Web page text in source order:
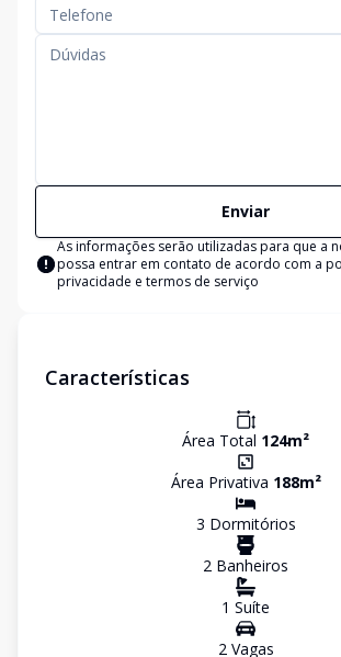
Enviar
As informações serão utilizadas para que a
possa entrar em contato de acordo com a
privacidade e termos de serviço
Características
Área Total 124m²
Área Privativa 188m²
3 Dormitórios
2 Banheiros
1 Suíte
2Vagas